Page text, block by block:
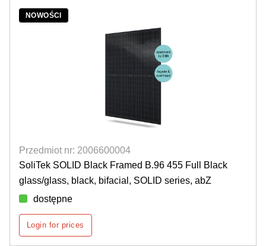
NOWOŚCI
Przedmiot nr: 2006600004
SoliTek SOLID Black Framed B.96 455 Full Black
glass/glass, black, bifacial, SOLID series, abZ
dostępne
Login for prices